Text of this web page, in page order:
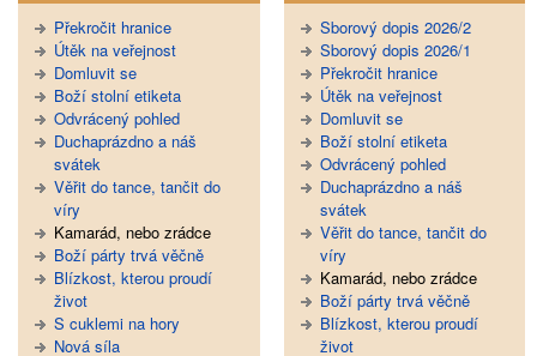
Překročit hranice
Útěk na veřejnost
Domluvit se
Boží stolní etiketa
Odvrácený pohled
Duchaprázdno a náš
svátek
Věřit do tance, tančit do
víry
Kamarád, nebo zrádce
Boží párty trvá věčně
Blízkost, kterou proudí
život
S cuklemi na hory
Nová síla
Sborový dopis 2026/2
Sborový dopis 2026/1
Překročit hranice
Útěk na veřejnost
Domluvit se
Boží stolní etiketa
Odvrácený pohled
Duchaprázdno a náš
svátek
Věřit do tance, tančit do
víry
Kamarád, nebo zrádce
Boží párty trvá věčně
Blízkost, kterou proudí
život